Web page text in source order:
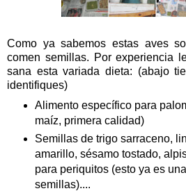
Como ya sabemos estas aves
comen semillas. Por experiencia
sana esta variada dieta: (abajo
identifiques)
Alimento específico para
maíz, primera calidad)
Semillas de trigo sarraceno,
amarillo, sésamo tostado,
para periquitos (esto ya es
semillas)....